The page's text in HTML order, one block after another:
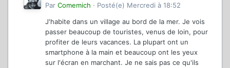
Par Comemich · Posté(e) Mercredi à 18:52
J'habite dans un village au bord de la mer. Je vois
passer beaucoup de touristes, venus de loin, pour
profiter de leurs vacances. La plupart ont un
smartphone à la main et beaucoup ont les yeux
sur l'écran en marchant. Je ne sais pas ce qu'ils